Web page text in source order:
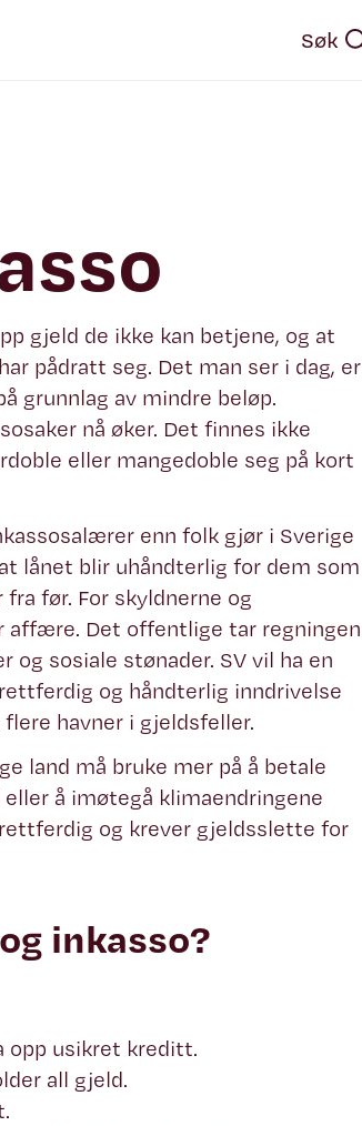
Søk
gjeld de ikke kan betjene, og at
pådratt seg. Det man ser i dag, er
grunnlag av mindre beløp.
nå øker. Det finnes ikke
eller mangedoble seg på kort
enn folk gjør i Sverige
lånet blir uhåndterlig for dem som
før. For skyldnerne og
affære. Det offentlige tar regningen
sosiale stønader. SV vil ha en
og håndterlig inndrivelse
havner i gjeldsfeller.
land må bruke mer på å betale
å imøtegå klimaendringene
og krever gjeldsslette for
inkasso?
opp usikret kreditt.
all gjeld.